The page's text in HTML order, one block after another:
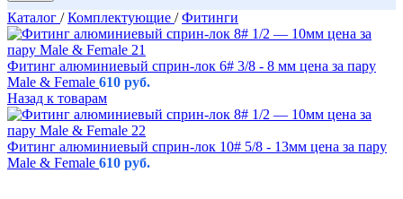
Каталог / Комплектующие / Фитинги
Фитинг алюминиевый сприн-лок 6# 3/8 - 8 мм цена за пару
Male & Female 610 руб.
Назад к товарам
Фитинг алюминиевый сприн-лок 10# 5/8 - 13мм цена за пару
Male & Female 610 руб.